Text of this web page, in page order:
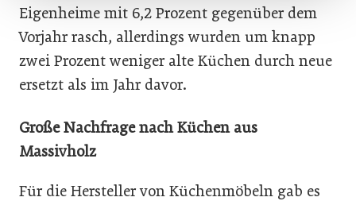
Eigenheime mit 6,2 Prozent gegenüber dem
Vorjahr rasch, allerdings wurden um knapp
zwei Prozent weniger alte Küchen durch neue
ersetzt als im Jahr davor.
Große Nachfrage nach Küchen aus
Massivholz
Für die Hersteller von Küchenmöbeln gab es